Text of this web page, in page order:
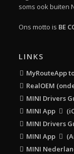
soms ook buiten
Ons motto is BE
LINKS
MyRouteApp
RealOEM
MINI Drivers
MINI App
MINI Drivers
MINI App
MINI